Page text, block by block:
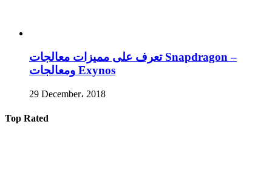
تعرف على مميزات معالجات Snapdragon –
ومعالجات Exynos
29 December، 2018
Top Rated